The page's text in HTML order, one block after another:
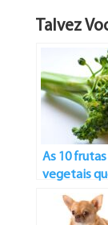
Talvez
As 10 frutas
vegetais
ajudam na
nutrição